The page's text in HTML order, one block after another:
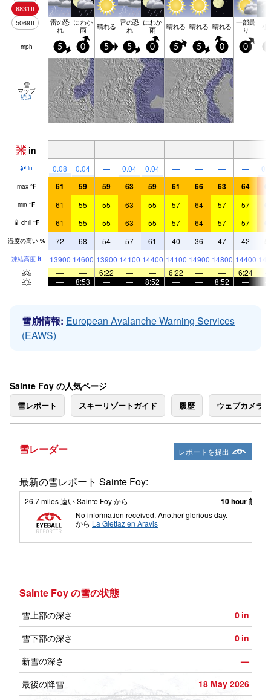
6831ft
5069ft 雷の恐
れ
にわか
雨 晴れる 雷の恐
れ
にわか
雨 晴れる 晴れる 晴れる 一部曇
り 小
mph 5 0 5 5 0 5 5 0 0
雪
マップ
続き
in — — — — — — — — —
in 0.08 0.04 — 0.04 0.04 — — — —
max °F 61 59 59 63 59 61 66 63 64
min °F 61 55 55 63 55 57 64 57 57
chill °F 61 55 55 63 55 57 64 57 57
湿度の高い % 72 68 54 57 61 40 36 47 42
凍結高度 ft 13900 14600 13900 14100 14400 14100 14900 14800 14400
—
— 6:22 — — 6:22 — — 6:24
—
8:53 — — 8:52 — — 8:52 —
雪崩情報: European Avalanche Warning Services
(EAWS)
Sainte Foy の人気ページ
雪レポート スキーリゾートガイド 履歴 ウェブカメラ
雪レーダー レポートを提出
最新の雪レポート Sainte Foy:
26.7miles遠い Sainte Foy から 10 hour 前
No information received. Another glorious day.
から La Giettaz en Aravis
Sainte Foy の雪の状態
雪上部の深さ 0 in
雪下部の深さ
0 in
新雪の深さ
—
最後の降雪
18 May 2026